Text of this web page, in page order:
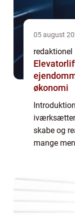
05 august
redaktionel
økonomi
iværksætter
skabe og
mange